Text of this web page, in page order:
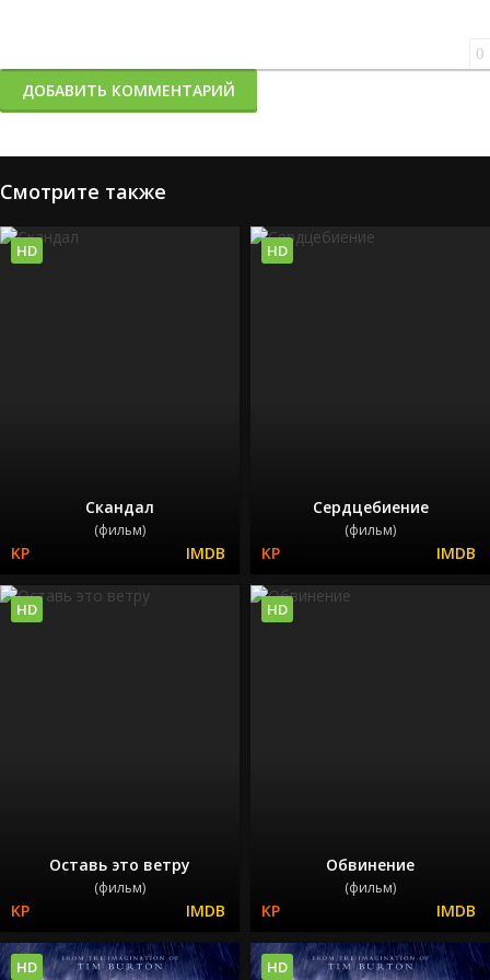
0
ДОБАВИТЬ КОММЕНТАРИЙ
Смотрите также
Скандал
(фильм)
HD
Сердцебиение
(фильм)
HD
Оставь это ветру
(фильм)
HD
Обвинение
(фильм)
HD
HD HD